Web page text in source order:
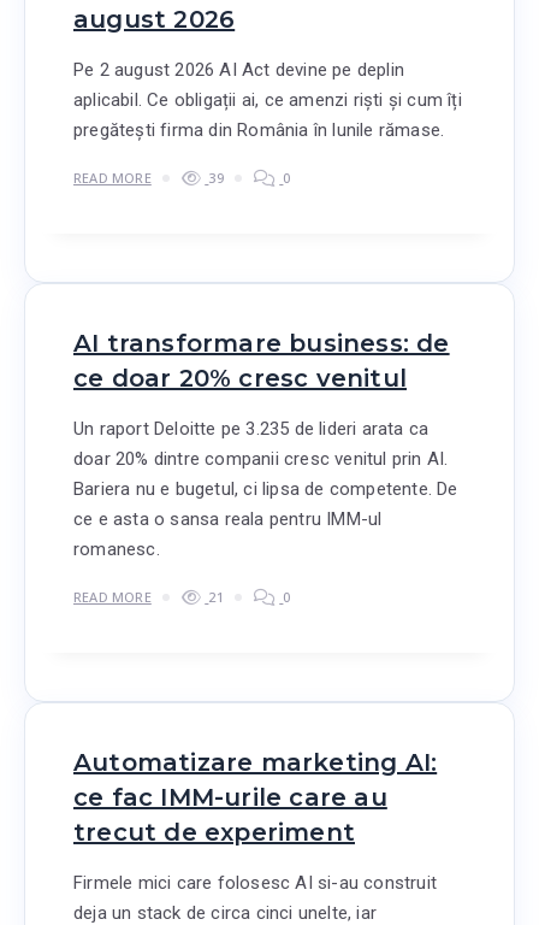
august 2026
Pe 2 august 2026 AI Act devine pe deplin
aplicabil. Ce obligații ai, ce amenzi riști și cum îți
pregătești firma din România în lunile rămase.
READ MORE 39 0
AI transformare business: de
ce doar 20% cresc venitul
Un raport Deloitte pe 3.235 de lideri arata ca
doar 20% dintre companii cresc venitul prin AI.
Bariera nu e bugetul, ci lipsa de competente. De
ce e asta o sansa reala pentru IMM-ul
romanesc.
READ MORE 21 0
Automatizare marketing AI:
ce fac IMM-urile care au
trecut de experiment
Firmele mici care folosesc AI si-au construit
deja un stack de circa cinci unelte, iar